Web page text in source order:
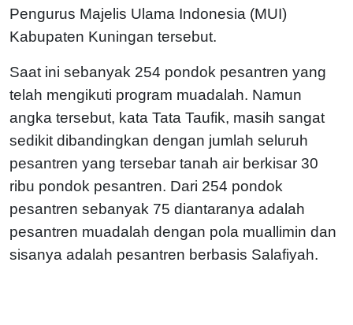
Pengurus Majelis Ulama Indonesia (MUI)
Kabupaten Kuningan tersebut.
Saat ini sebanyak 254 pondok pesantren yang
telah mengikuti program muadalah. Namun
angka tersebut, kata Tata Taufik, masih sangat
sedikit dibandingkan dengan jumlah seluruh
pesantren yang tersebar tanah air berkisar 30
ribu pondok pesantren. Dari 254 pondok
pesantren sebanyak 75 diantaranya adalah
pesantren muadalah dengan pola muallimin dan
sisanya adalah pesantren berbasis Salafiyah.